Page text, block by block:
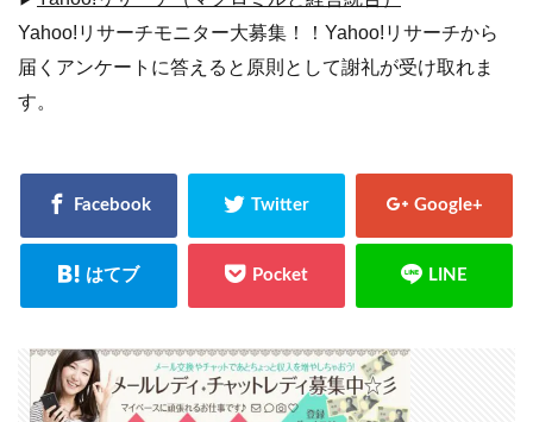
Yahoo!リサーチモニター大募集！！Yahoo!リサーチから
届くアンケートに答えると原則として謝礼が受け取れま
す。